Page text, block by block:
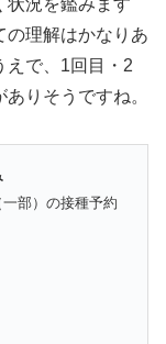
状況を鑑みます
の理解はかなりあ
えで、1回目・2
りそうですね。
部）の接種予約